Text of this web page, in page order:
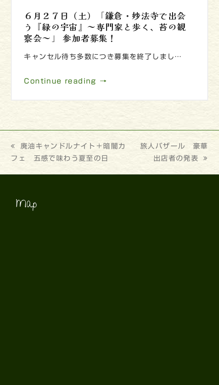
６月２７日（土）「鎌倉・妙法寺で出会
う『緑の宇宙』～専門家と歩く、苔の観
察会～」 参加者募集！
キャンセル待ち多数につき募集を終了しまし…
Continue reading →
previous
post:
廃油キャンドルナイト＋暗闇カ
フェ 五感で味わう夏至の日
next
post:
旅人バザール 豪華
出店者の発表
Map